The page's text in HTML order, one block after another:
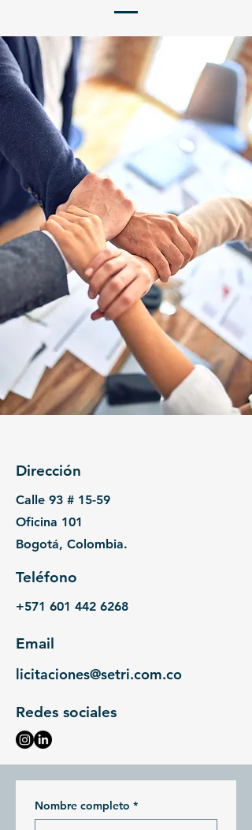
Dirección
Calle 93 # 15-59
Oficina 101
Bogotá, Colombia.
Teléfono
+571 601 442 6268
Email
licitaciones@setri.com.co
Redes sociales
Nombre completo *